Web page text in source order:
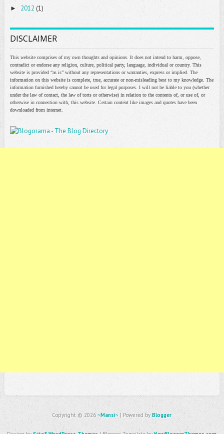
► 2012 (1)
DISCLAIMER
This website comprises of my own thoughts and opinions. It does not intend to harm, oppose,
contradict or endorse any religion, culture, political party, language, individual or country. This
website is provided “as is” without any representations or warranties, express or implied. The
information on this website is complete, true, accurate or non-misleading best to my knowledge. The
information furnished hereby cannot be used for legal purposes. I will not be liable to you (whether
under the law of contact, the law of torts or otherwise) in relation to the contents of, or use of, or
otherwise in connection with, this website. Certain content like images and quotes have been
downloaded from internet.
Copyright © 2026~Mansi~ | Powered byBlogger